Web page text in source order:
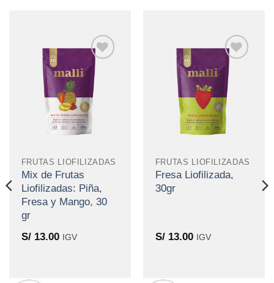
Añadir
a la
lista de
deseos
FRUTAS LIOFILIZADAS
Mix de Frutas
Liofilizadas: Piña,
Fresa y Mango, 30
gr
S/13.00 IGV
Añadir
a la
lista de
deseos
FRUTAS LIOFILIZADAS
Fresa Liofilizada,
30gr
S/13.00 IGV